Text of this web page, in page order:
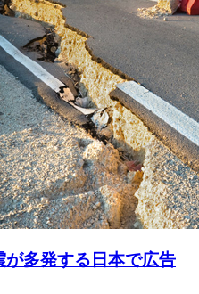
が多発する日本で広告